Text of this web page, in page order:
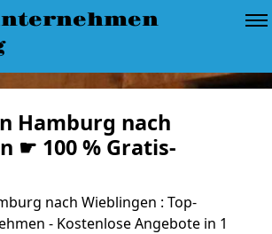
Hamburg nach
☛ 100 % Gratis-
nach Wieblingen : Top-
- Kostenlose Angebote in 1